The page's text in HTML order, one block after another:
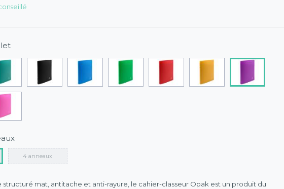
4 anneaux
structuré mat, antitache et anti-rayure, le cahier-classeur Opak est un produit du